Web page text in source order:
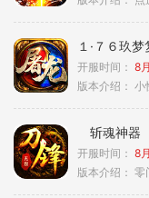
１·７６玖
开服时间： 8
版本介绍： 小
斩魂神器
开服时间： 8
版本介绍： 零